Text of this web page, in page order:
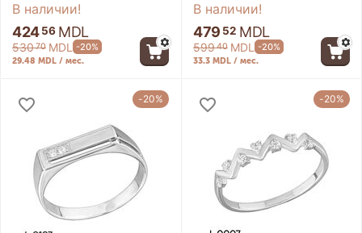
В наличии!
42456 MDL
53070 MDL -20%
29.48 MDL / мес.
В наличии!
479 52 MDL
59940 MDL -20%
33.3 MDL / мес.
-20% -20%